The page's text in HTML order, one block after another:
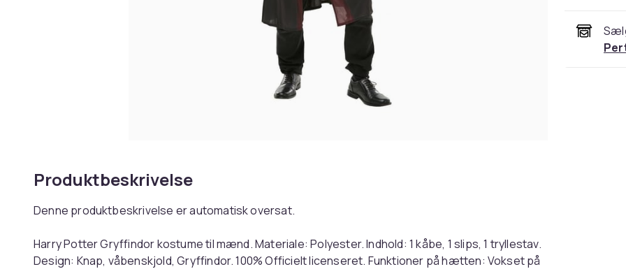
Produktbeskrivelse
Denne produktbeskrivelse er automatisk oversat.
Harry Potter Gryffindor kostume til mænd. Materiale: Polyester. Indhold: 1 kåbe, 1 slips, 1 tryllestav.
Design: Knap, våbenskjold, Gryffindor. 100% Officielt licenseret. Funktioner på hætten: Vokset på